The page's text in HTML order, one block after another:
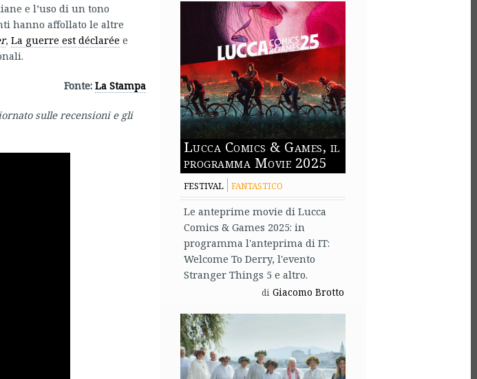
e l’uso di un tono
hanno affollato le altre
, La guerre est déclarée e
Fonte: La Stampa
sulle recensioni e gli
Lucca Comics & Games, il
programma Movie 2025
FESTIVAL FANTASTICO
Le anteprime movie di Lucca
Comics & Games 2025: in
programma l'anteprima di IT:
Welcome To Derry, l'evento
Stranger Things 5 e altro.
di Giacomo Brotto